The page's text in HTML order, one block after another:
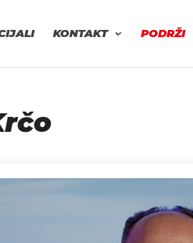
KONTAKT PODRŽI